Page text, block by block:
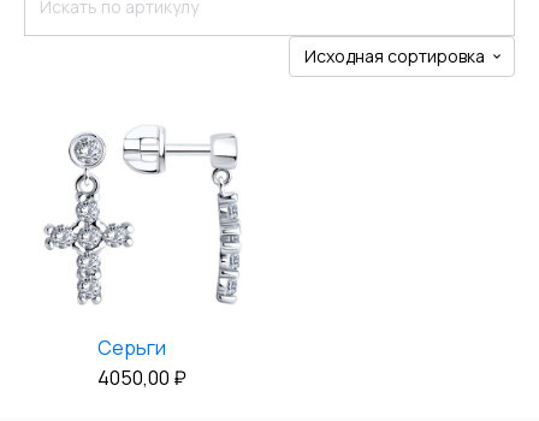
Серьги
4050,00 ₽